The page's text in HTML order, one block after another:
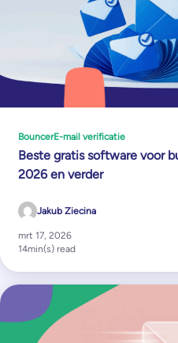
BouncerE-mail verificatie
Beste gratis software voor
2026 en verder
Jakub Ziecina
mrt 17, 2026
14min(s) read